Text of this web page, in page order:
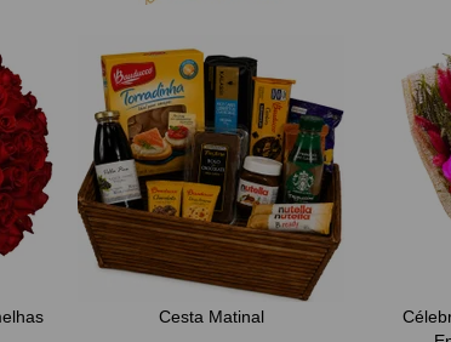
Cesta Matinal